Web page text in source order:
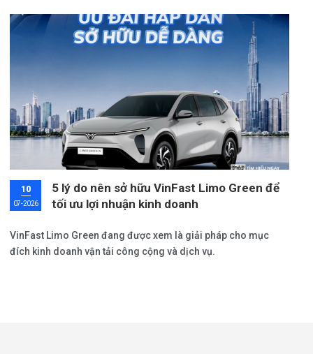
đồng hành điểm 10 cho tổ ấm của bạn và cập nhật bảng giá
lăn bánh MPV 7 mới nhất.
10
07-2026
5 lý do nên sở hữu VinFast Limo Green để
tối ưu lợi nhuận kinh doanh
VinFast Limo Green đang được xem là giải pháp cho mục
đích kinh doanh vận tải công cộng và dịch vụ.